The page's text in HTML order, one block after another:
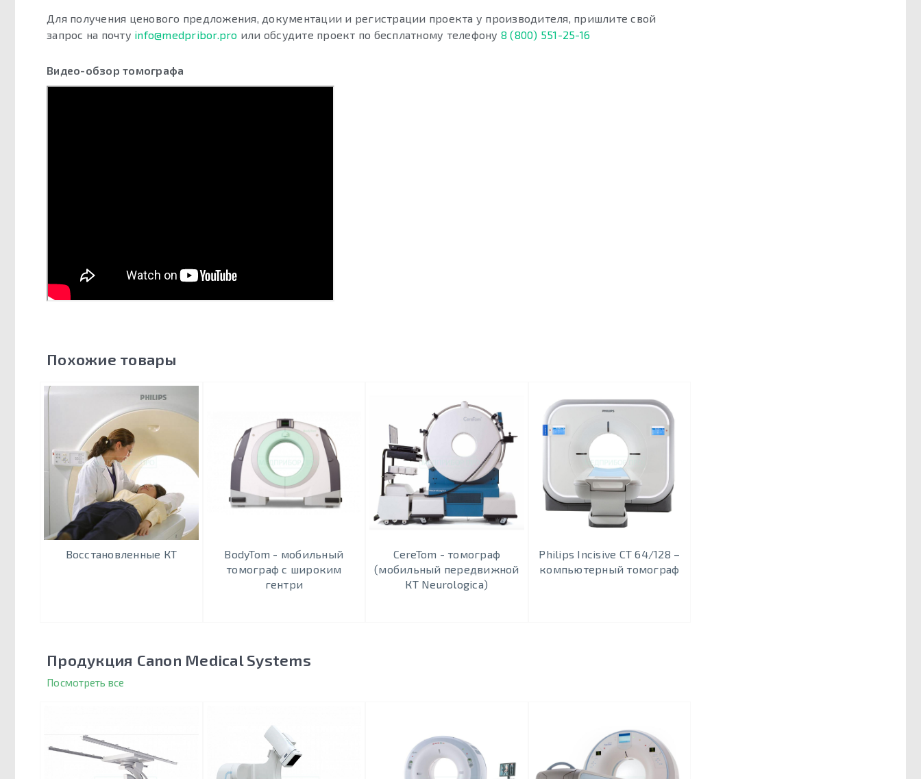
Для получения ценового предложения, документации и регистрации проекта у производителя, пришлите свой
запрос на почту info@medpribor.pro или обсудите проект по бесплатному телефону 8 (800) 551-25-16
Видео-обзор томографа
Похожие товары
Восстановленные КТ
BodyTom - мобильный
томограф c широким
гентри
CereTom - томограф
(мобильный передвижной
КТ Neurologica)
Philips Incisive CT 64/128 –
компьютерный томограф
Продукция Canon Medical Systems
Посмотреть все